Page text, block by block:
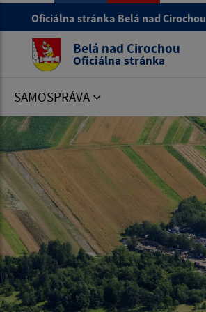
Oficiálna stránka Belá nad Cirochou
Belá nad Cirochou
Oficiálna stránka
SAMOSPRÁVA